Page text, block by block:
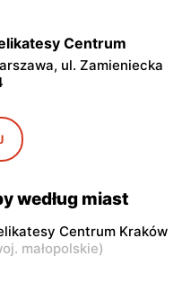
Centrum
ul. Zamieniecka
Centrum
ul. Franciszka
44
Centrum
ul. Béli Bartóka
według miast
Centrum Kraków
małopolskie)